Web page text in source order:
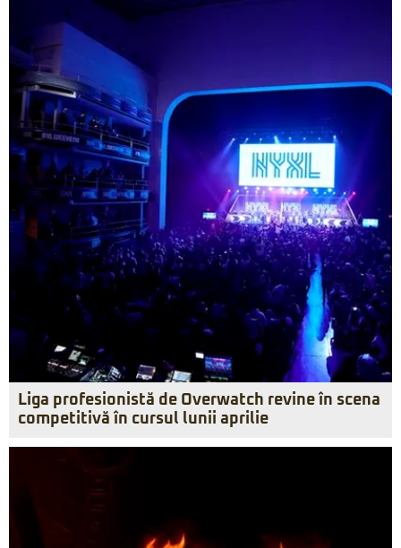
Liga profesionistă de Overwatch revine în scena
competitivă în cursul lunii aprilie